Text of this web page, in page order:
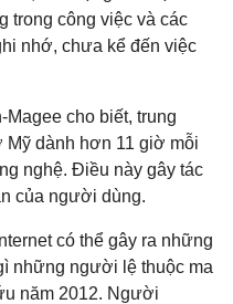
trong công việc và các
nhớ, chưa kể đến việc
Magee cho biết, trung
dành hơn 11 giờ mỗi
nghệ. Điều này gây tác
của người dùng.
có thể gây ra những
những người lệ thuộc ma
năm 2012. Người